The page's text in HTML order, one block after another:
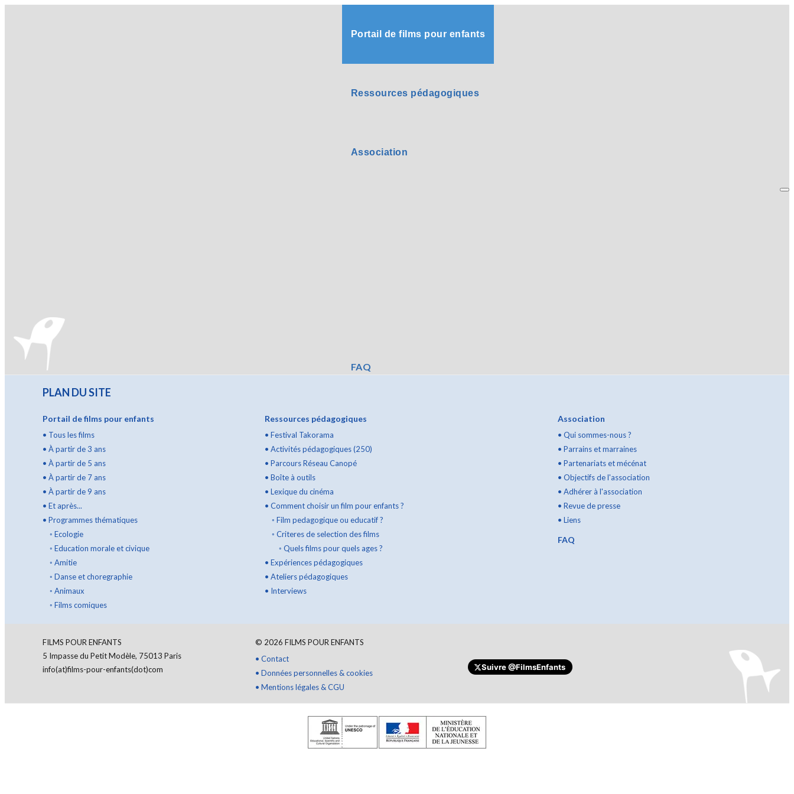
Portail de films pour enfants
Ressources pédagogiques
Association
FAQ
Faire un don
PLAN DU SITE
Portail de films pour enfants
• Tous les films
• À partir de 3 ans
• À partir de 5 ans
• À partir de 7 ans
• À partir de 9 ans
• Et après...
• Programmes thématiques
◦ Ecologie
◦ Education morale et civique
◦ Amitie
◦ Danse et choregraphie
◦ Animaux
◦ Films comiques
Ressources pédagogiques
• Festival Takorama
• Activités pédagogiques (250)
• Parcours Réseau Canopé
• Boîte à outils
• Lexique du cinéma
• Comment choisir un film pour enfants ?
◦ Film pedagogique ou educatif ?
◦ Criteres de selection des films
◦ Quels films pour quels ages ?
• Expériences pédagogiques
• Ateliers pédagogiques
• Interviews
Association
• Qui sommes-nous ?
• Parrains et marraines
• Partenariats et mécénat
• Objectifs de l'association
• Adhérer à l'association
• Revue de presse
• Liens
FAQ
FILMS POUR ENFANTS
5 Impasse du Petit Modèle, 75013 Paris
info(at)films-pour-enfants(dot)com
© 2026 FILMS POUR ENFANTS
• Contact
• Données personnelles & cookies
• Mentions légales & CGU
Suivre@FilmsEnfants